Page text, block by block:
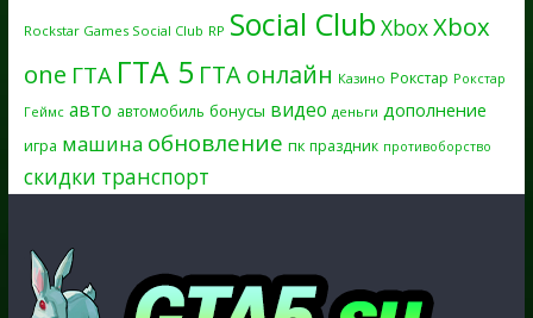
Rockstar Games Social Club RP Social Club XboxXbox
one ГТА ГТА 5 ГТА онлайн Казино Рокстар Рокстар
Геймс авто автомобиль бонусы видео деньги дополнение
игра машина обновление пк праздник противоборство
скидки транспорт